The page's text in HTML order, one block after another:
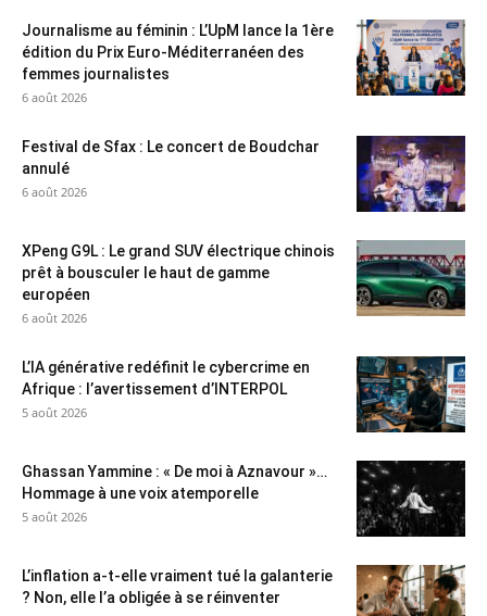
Journalisme au féminin : L’UpM lance la 1ère
édition du Prix Euro-Méditerranéen des
femmes journalistes
6 août 2026
Festival de Sfax : Le concert de Boudchar
annulé
6 août 2026
XPeng G9L : Le grand SUV électrique chinois
prêt à bousculer le haut de gamme
européen
6 août 2026
L’IA générative redéfinit le cybercrime en
Afrique : l’avertissement d’INTERPOL
5 août 2026
Ghassan Yammine : « De moi à Aznavour »…
Hommage à une voix atemporelle
5 août 2026
L’inflation a-t-elle vraiment tué la galanterie
? Non, elle l’a obligée à se réinventer